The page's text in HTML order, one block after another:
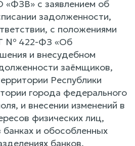
с заявлением об
задолженности,
с положениями
№ 422-ФЗ «Об
и внесудебном
заёмщиков,
Республики
города федерального
и внесении изменений в
физических лиц,
и обособленных
банков,